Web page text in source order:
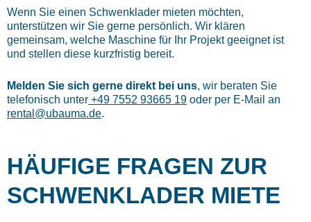
Wenn Sie einen Schwenklader mieten möchten,
unterstützen wir Sie gerne persönlich. Wir klären
gemeinsam, welche Maschine für Ihr Projekt geeignet ist
und stellen diese kurzfristig bereit.
Melden Sie sich gerne direkt bei uns, wir beraten Sie
telefonisch unter +49 7552 93665 19 oder per E-Mail an
rental@ubauma.de.
HÄUFIGE FRAGEN ZUR
SCHWENKLADER MIETE